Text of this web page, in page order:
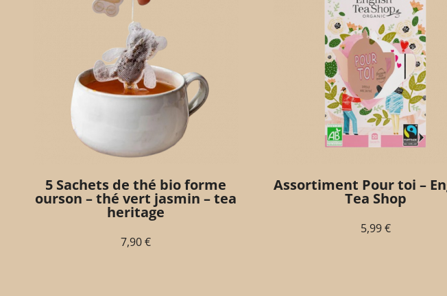
5 Sachets de thé bio forme
ourson – thé vert jasmin – tea
heritage
7,90€
Assortiment Pour toi –
Tea Shop
5,99€